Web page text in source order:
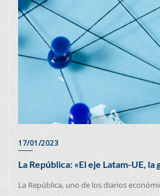
17/01/2023
La República: «El eje Latam-UE, la
La República, uno de los diarios